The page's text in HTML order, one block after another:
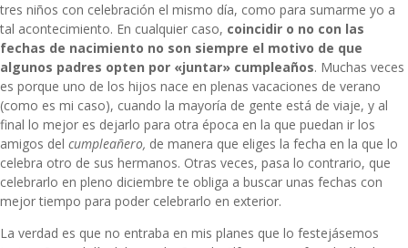
tres niños con celebración el mismo día, como para sumarme yo a
tal acontecimiento. En cualquier caso, coincidir o no con las
fechas de nacimiento no son siempre el motivo de que
algunos padres opten por «juntar» cumpleaños. Muchas veces
es porque uno de los hijos nace en plenas vacaciones de verano
(como es mi caso), cuando la mayoría de gente está de viaje, y al
final lo mejor es dejarlo para otra época en la que puedan ir los
amigos del cumpleañero, de manera que eliges la fecha en la que lo
celebra otro de sus hermanos. Otras veces, pasa lo contrario, que
celebrarlo en pleno diciembre te obliga a buscar unas fechas con
mejor tiempo para poder celebrarlo en exterior.
La verdad es que no entraba en mis planes que lo festejásemos